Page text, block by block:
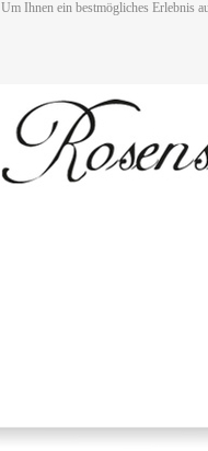
Um Ihnen ein bestmögliches Erlebnis